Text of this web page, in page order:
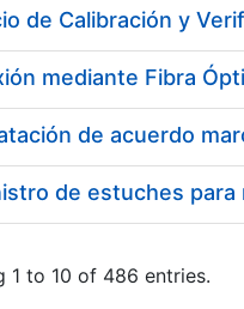
1 to 10 of 486 entries.